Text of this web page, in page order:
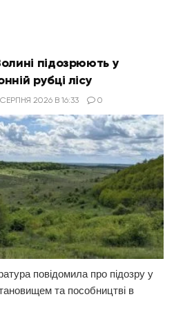
підозрюють у
рубці лісу
2026 В 16:33 0
повідомила про підозру у
та пособництві в